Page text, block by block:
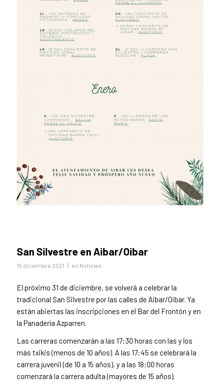
San Silvestre en Aibar/Oibar
15 diciembre 2021 / en Noticias
El próximo 31 de diciembre, se volverá a celebrar la
tradicional San Silvestre por las calles de Aibar/Oibar. Ya
están abiertas las inscripciones en el Bar del Frontón y en
la Panadería Azparren.
Las carreras comenzarán a las 17:30 horas con las y los
más txikis (menos de 10 años). A las 17:45 se celebrará la
carrera juvenil (de 10 a 15 años), y a las 18:00 horas
comenzará la carrera adulta (mayores de 15 años).